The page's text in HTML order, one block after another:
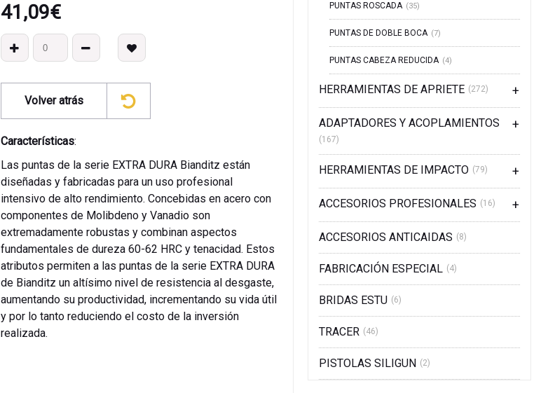
41,09€
Volver atrás
Características:
Las puntas de la serie EXTRA DURA Bianditz están
diseñadas y fabricadas para un uso profesional
intensivo de alto rendimiento. Concebidas en acero con
componentes de Molibdeno y Vanadio son
extremadamente robustas y combinan aspectos
fundamentales de dureza 60-62 HRC y tenacidad. Estos
atributos permiten a las puntas de la serie EXTRA DURA
de Bianditz un altísimo nivel de resistencia al desgaste,
aumentando su productividad, incrementando su vida útil
y por lo tanto reduciendo el costo de la inversión
realizada.
PUNTAS ROSCADA (35)
PUNTAS DE DOBLE BOCA (7)
PUNTAS CABEZA REDUCIDA (4)
HERRAMIENTAS DE APRIETE (272)
ADAPTADORES Y ACOPLAMIENTOS
(167)
HERRAMIENTAS DE IMPACTO (79)
ACCESORIOS PROFESIONALES (16)
ACCESORIOS ANTICAIDAS (8)
FABRICACIÓN ESPECIAL (4)
BRIDAS ESTU (6)
TRACER (46)
PISTOLAS SILIGUN (2)